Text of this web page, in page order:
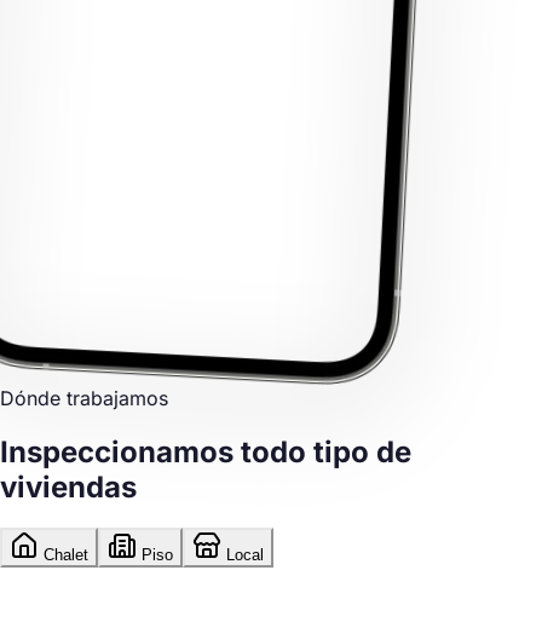
Dónde trabajamos
Inspeccionamos todo tipo de
viviendas
Chalet Piso Local